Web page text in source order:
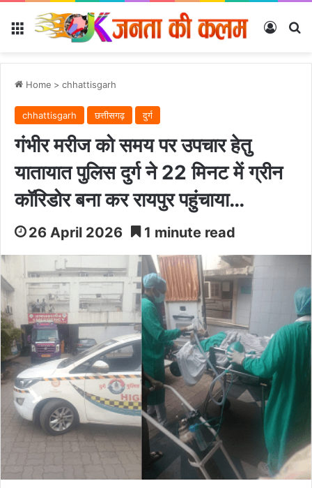
Menu Log In
Home > chhattisgarh
chhattisgarh छत्तीसगढ़ दुर्ग
गंभीर मरीज को समय पर उपचार हेतु
यातायात पुलिस दुर्ग ने 22 मिनट में ग्रीन
कॉरिडोर बना कर रायपुर पहुंचाया…
26 April 2026 1 minute read